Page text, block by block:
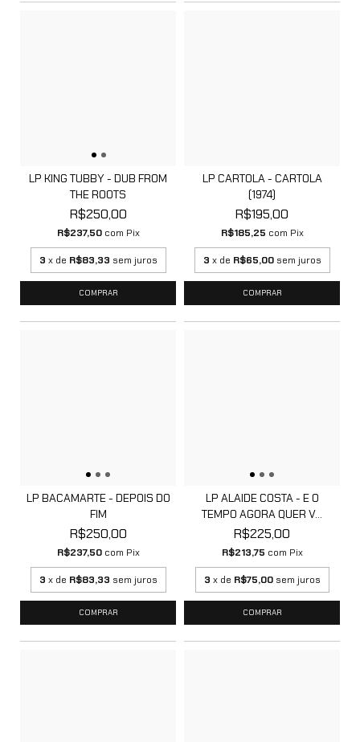
LP KING TUBBY - DUB FROM
THE ROOTS
R$250,00
R$237,50 com Pix
3 x de R$83,33 sem juros
LP CARTOLA - CARTOLA
(1974)
R$195,00
R$185,25 com Pix
3 x de R$65,00 sem juros
LP BACAMARTE - DEPOIS DO
FIM
R$250,00
R$237,50 com Pix
3 x de R$83,33 sem juros
LP ALAIDE COSTA - E O
TEMPO AGORA QUER V...
R$225,00
R$213,75 com Pix
3 x de R$75,00 sem juros